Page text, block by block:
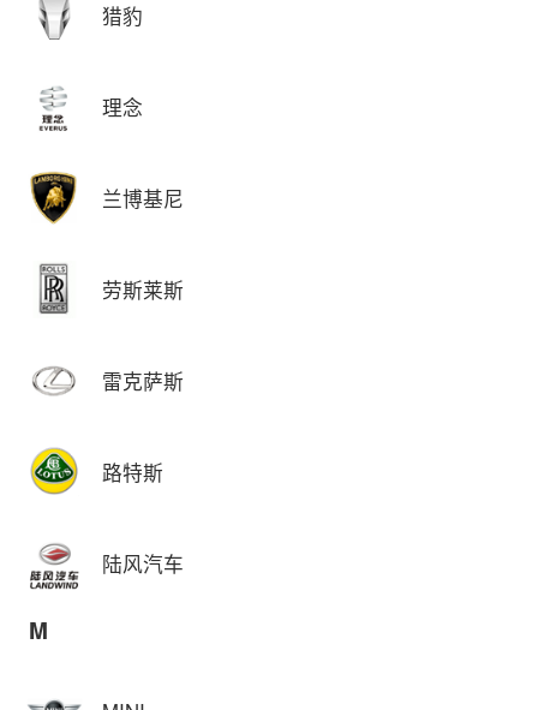
猎豹
理念
兰博基尼
劳斯莱斯
雷克萨斯
路特斯
陆风汽车
M